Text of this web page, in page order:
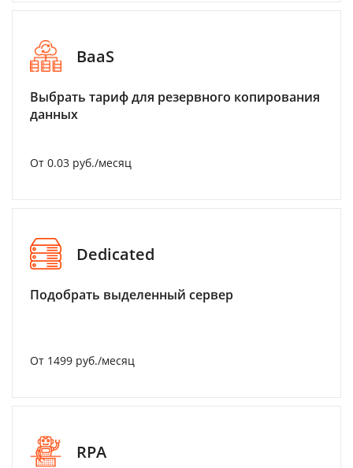
BaaS
Выбрать тариф для резервного копирования
данных
От 0.03 руб./месяц
Dedicated
Подобрать выделенный сервер
От 1499 руб./месяц
RPA